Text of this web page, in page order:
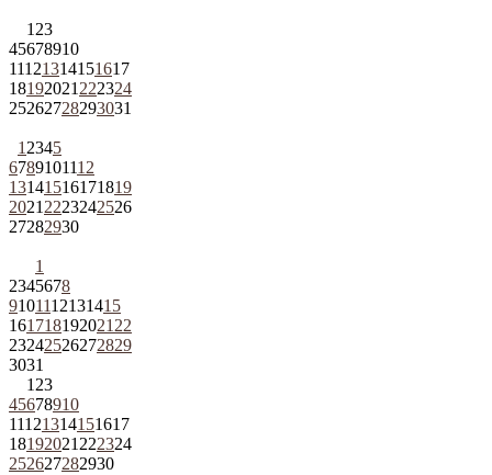
1 23
45678910
11121314151617
18192021 222324
25262728293031
1 2345
6789101112
13141516171819
2021 2223242526
27282930
1
2345678
9101112131415
161718192021 22
23242526272829
3031
1 23
45678910
11121314151617
18192021 222324
252627282930